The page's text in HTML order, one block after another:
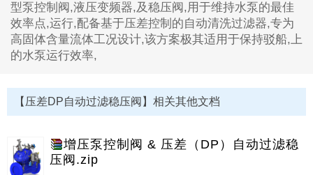
型泵控制阀,液压变频器,及稳压阀,用于维持水泵的最佳
效率点,运行,配备基于压差控制的自动清洗过滤器,专为
高固体含量流体工况设计,该方案极其适用于保持驳船,上
的水泵运行效率,
1、型泵控制阀,液压变频器,及稳压阀,用于维持水泵的最
佳效率点,运行,配备基于压差控制的自动清洗过滤器,专
为高固体含量流体工况设计,该方案极其适用于保持驳船,
上的水泵运行效率。
【压差DP自动过滤稳压阀】相关其他文档
增压泵控制阀 & 压差（DP）自动过滤稳
压阀.zip